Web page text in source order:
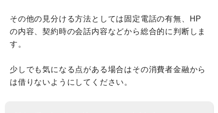
その他の見分ける方法としては固定電話の有無、HP
の内容、契約時の会話内容などから総合的に判断しま
す。
少しでも気になる点がある場合はその消費者金融から
は借りないようにしてください。